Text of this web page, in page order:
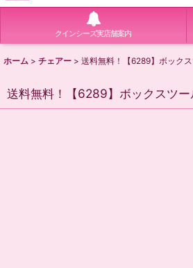
クインシーズ実店舗案内
ホーム > チェアー > 送料無料！【6289】ボック
送料無料！【6289】ボックスツ